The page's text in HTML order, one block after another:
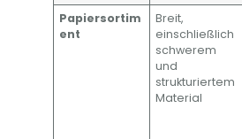
Papiersortim
ent
Breit,
einschließlich
schwerem
und
strukturiertem
Material